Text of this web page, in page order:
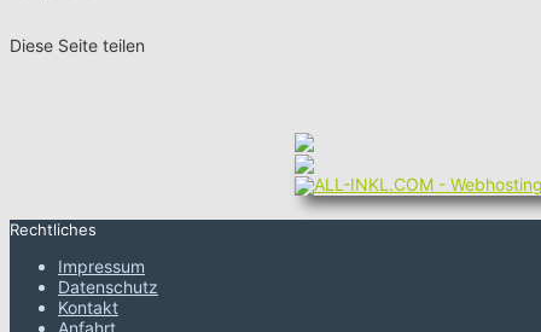
Diese Seite teilen
Rechtliches
Impressum
Datenschutz
Kontakt